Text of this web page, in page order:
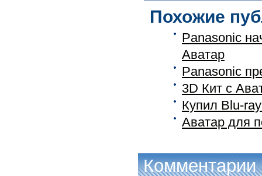
Похожие
Panasonic
Аватар
Panasonic
3D Кит с
Купил Blu-
Аватар для
Комментарии